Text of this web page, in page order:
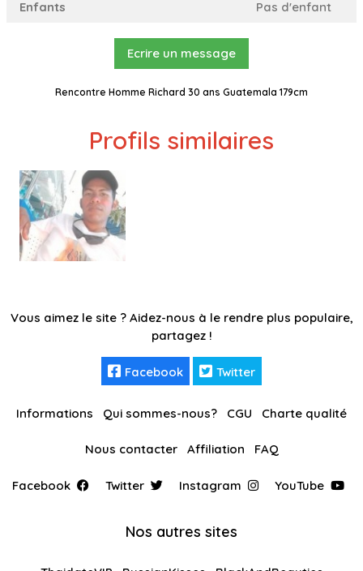
Enfants
Pas d'enfant
Ecrire un message
Rencontre Homme Richard 30 ans Guatemala 179cm
Profils similaires
Vous aimez le site ? Aidez-nous à le rendre plus populaire,
partagez !
Facebook Twitter
Informations Qui sommes-nous? CGU Charte qualité
Nous contacter Affiliation FAQ
Facebook Twitter Instagram YouTube
Nos autres sites